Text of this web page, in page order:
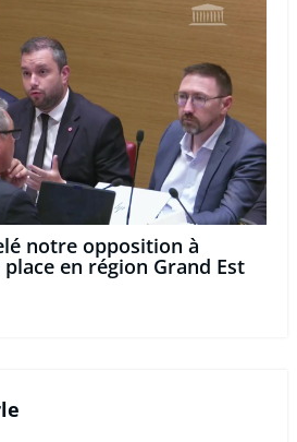
notre opposition à
place en région Grand Est